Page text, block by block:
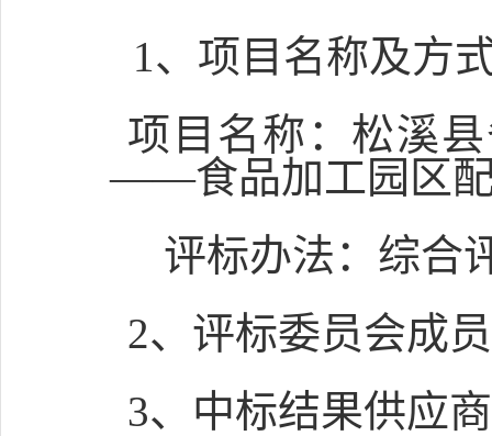
1、项目名称及方
项目名称： 松溪
——食品加工园区配
评标办法： 综合
2、 评标委员会成
3、 中标结果供应